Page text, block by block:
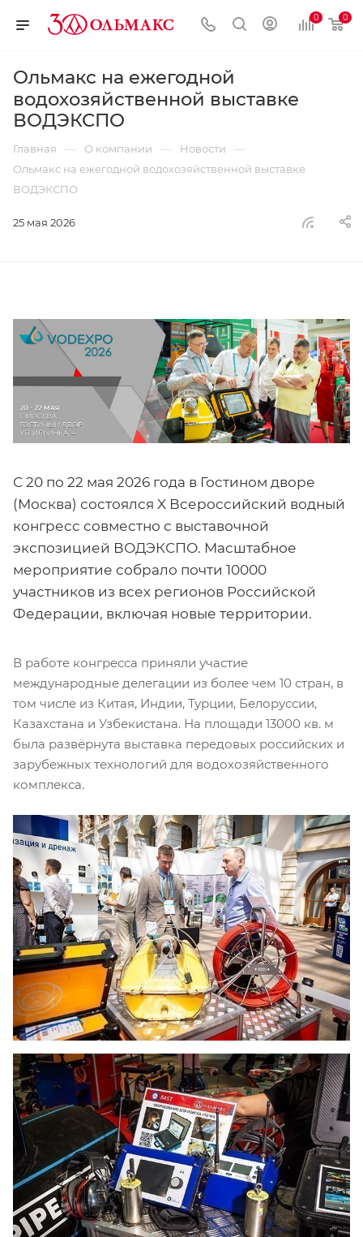
0 0
Ольмакс на ежегодной
водохозяйственной выставке
ВОДЭКСПО
Главная — О компании — Новости —
Ольмакс на ежегодной водохозяйственной выставке
ВОДЭКСПО
25 мая 2026
С 20 по 22 мая 2026 года в Гостином дворе
(Москва) состоялся X Всероссийский водный
конгресс совместно с выставочной
экспозицией ВОДЭКСПО. Масштабное
мероприятие собрало почти 10000
участников из всех регионов Российской
Федерации, включая новые территории.
В работе конгресса приняли участие
международные делегации из более чем 10 стран, в
том числе из Китая, Индии, Турции, Белоруссии,
Казахстана и Узбекистана. На площади 13000 кв. м
была развёрнута выставка передовых российских и
зарубежных технологий для водохозяйственного
комплекса.